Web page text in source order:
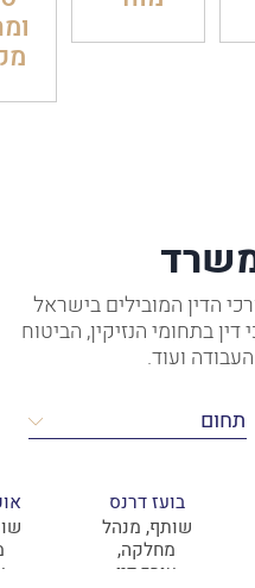
הדין המובילים בישראל
למעלה מ- 120 עורכי דין בתחומי הנזיקין, הביטוח
ועוד.
בועז דרנס
שותף, מנהל
מחלקה,
עורך דין